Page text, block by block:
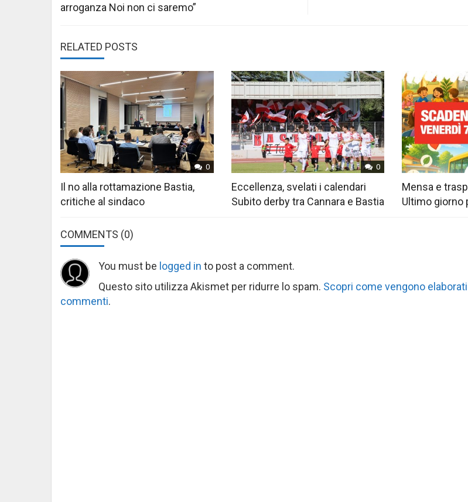
arroganza Noi non ci saremo”
RELATED POSTS
0
Il no alla rottamazione Bastia,
critiche al sindaco
0
Eccellenza, svelati i calendari
Subito derby tra Cannara e Bastia
Mensa e
Ultimo giorno
COMMENTS (0)
You must be logged in to post a comment.
Questo sito utilizza Akismet per ridurre lo spam. Scopri come vengono
commenti.